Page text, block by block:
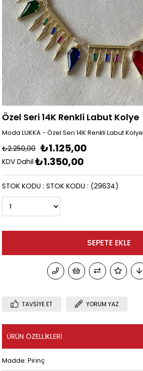
Özel Seri 14K Renkli Labut Kolye
Moda LUKKA - Özel Seri 14K Renkli Labut Kolye
₺2.250,00 ₺1.125,00
KDV Dahil ₺1.350,00
(29634)
STOK KODU STOK KODU
TAVSIYE ET YORUM YAZ
ÜRÜN ÖZELLIKLERI
Madde: Pirinç